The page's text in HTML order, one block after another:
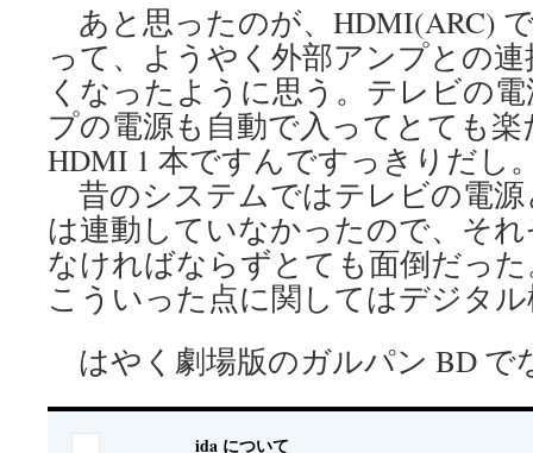
あと思ったのが、HDMI(ARC)
って、ようやく外部アンプとの
くなったように思う。テレビの
プの電源も自動で入ってとても
HDMI 1 本ですんですっきりだし
昔のシステムではテレビの電
は連動していなかったので、そ
なければならずとても面倒だっ
こういった点に関してはデジタ
はやく劇場版のガルパン BD で
ida について